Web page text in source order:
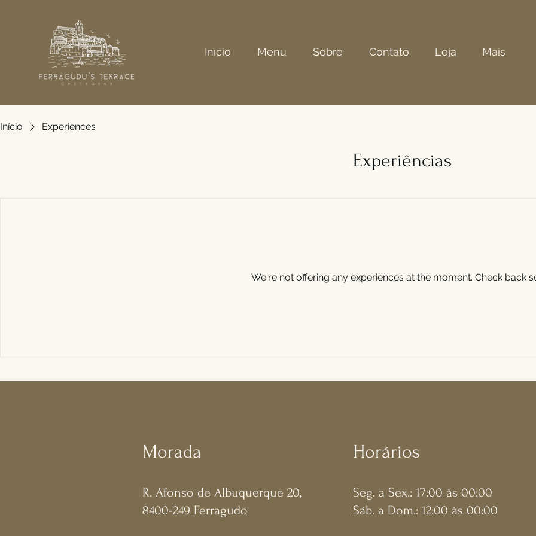
Início Menu Sobre Contato Loja Mais
Início Experiences
Experiências
We're not offering any experiences at the moment. Check back
Morada
R. Afonso de Albuquerque 20,
8400-249 Ferragudo
Horários
Seg. a Sex.: 17:00 às 00:00
​​Sáb. a Dom.: 12:00 às 00:00